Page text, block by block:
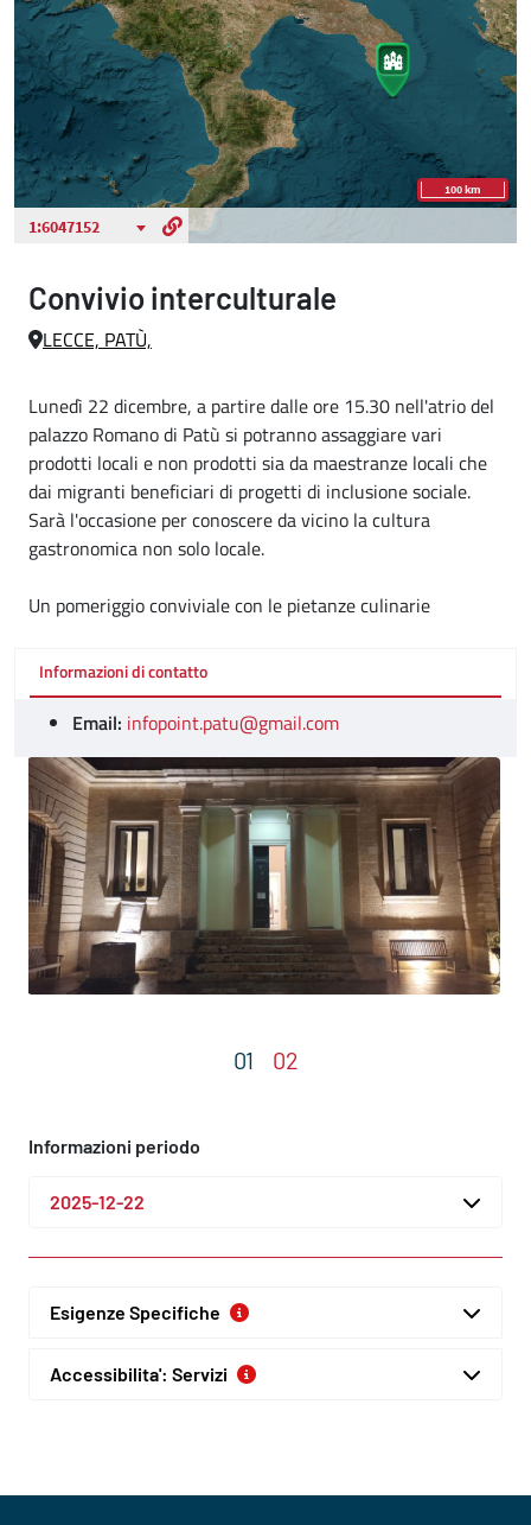
Convivio interculturale
LECCE, PATÙ,
Lunedì 22 dicembre, a partire dalle ore 15.30 nell'atrio del
palazzo Romano di Patù si potranno assaggiare vari
prodotti locali e non prodotti sia da maestranze locali che
dai migranti beneficiari di progetti di inclusione sociale.
Sarà l'occasione per conoscere da vicino la cultura
gastronomica non solo locale.
Un pomeriggio conviviale con le pietanze culinarie
Informazioni di contatto
Email: infopoint.patu@gmail.com
Informazioni periodo
2025-12-22
Esigenze Specifiche
Accessibilita': Servizi